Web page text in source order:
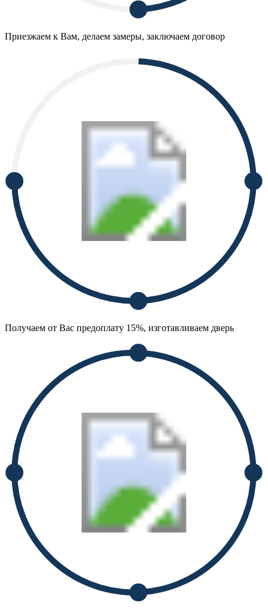
Приезжаем к Вам, делаем замеры, заключаем договор
Получаем от Вас предоплату 15%, изготавливаем дверь